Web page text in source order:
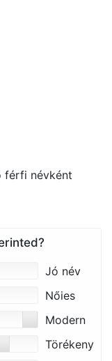
férfi névként
Jó név
Nőies
Modern
Törékeny